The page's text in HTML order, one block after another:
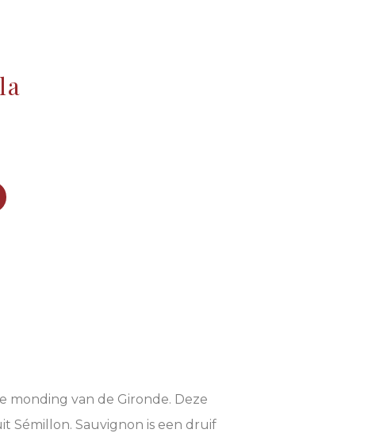
monding van de Gironde. Deze
Sémillon. Sauvignon is een druif